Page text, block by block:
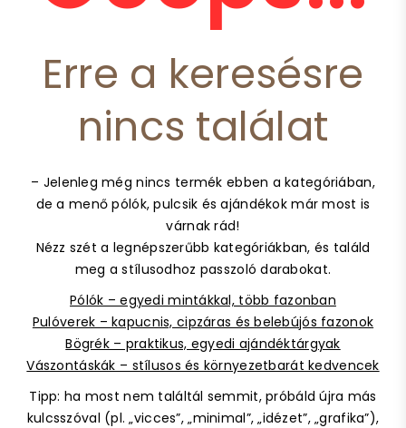
Erre a keresésre
nincs találat
– Jelenleg még nincs termék ebben a kategóriában,
de a menő pólók, pulcsik és ajándékok már most is
várnak rád!
Nézz szét a legnépszerűbb kategóriákban, és találd
meg a stílusodhoz passzoló darabokat.
Pólók – egyedi mintákkal, több fazonban
Pulóverek – kapucnis, cipzáras és belebújós fazonok
Bögrék – praktikus, egyedi ajándéktárgyak
Vászontáskák – stílusos és környezetbarát kedvencek
Tipp: ha most nem találtál semmit, próbáld újra más
kulcsszóval (pl. „vicces”, „minimal”, „idézet”, „grafika”),